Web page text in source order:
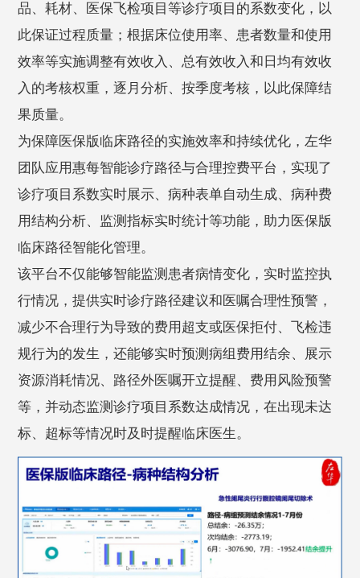
品、耗材、医保飞检项目等诊疗项目的系数变化，以
此保证过程质量；根据床位使用率、患者数量和使用
效率等实施调整有效收入、总有效收入和日均有效收
入的考核权重，逐月分析、按季度考核，以此保障结
果质量。
为保障医保版临床路径的实施效率和持续优化，左华
团队应用惠每智能诊疗路径与合理控费平台，实现了
诊疗项目系数实时展示、病种表单自动生成、病种费
用结构分析、监测指标实时统计等功能，助力医保版
临床路径智能化管理。
该平台不仅能够智能监测患者病情变化，实时监控执
行情况，提供实时诊疗路径建议和医嘱合理性预警，
减少不合理行为导致的费用超支或医保拒付、飞检违
规行为的发生，还能够实时预测病组费用结余、展示
资源消耗情况、路径外医嘱开立提醒、费用风险预警
等，并动态监测诊疗项目系数达成情况，在出现未达
标、超标等情况时及时提醒临床医生。